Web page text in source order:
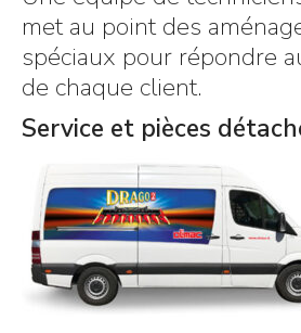
met au point des
spéciaux pour répondre
de chaque client.
Service et pièces